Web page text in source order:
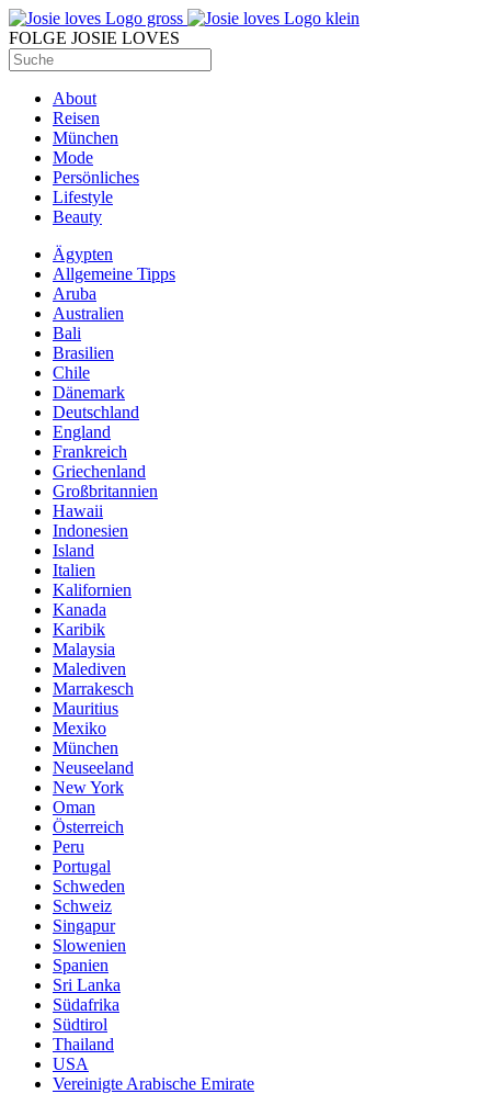
FOLGE JOSIE LOVES
About
Reisen
München
Mode
Persönliches
Lifestyle
Beauty
Ägypten
Allgemeine Tipps
Aruba
Australien
Bali
Brasilien
Chile
Dänemark
Deutschland
England
Frankreich
Griechenland
Großbritannien
Hawaii
Indonesien
Island
Italien
Kalifornien
Kanada
Karibik
Malaysia
Malediven
Marrakesch
Mauritius
Mexiko
München
Neuseeland
New York
Oman
Österreich
Peru
Portugal
Schweden
Schweiz
Singapur
Slowenien
Spanien
Sri Lanka
Südafrika
Südtirol
Thailand
USA
Vereinigte Arabische Emirate